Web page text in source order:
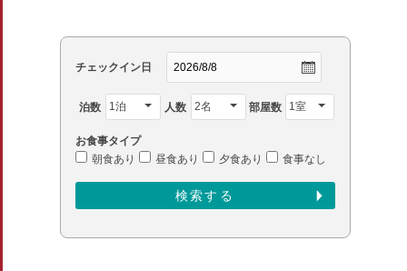
チェックイン日
泊数 人数 部屋数
お食事タイプ
朝食あり
昼食あり 夕食あり 食事なし